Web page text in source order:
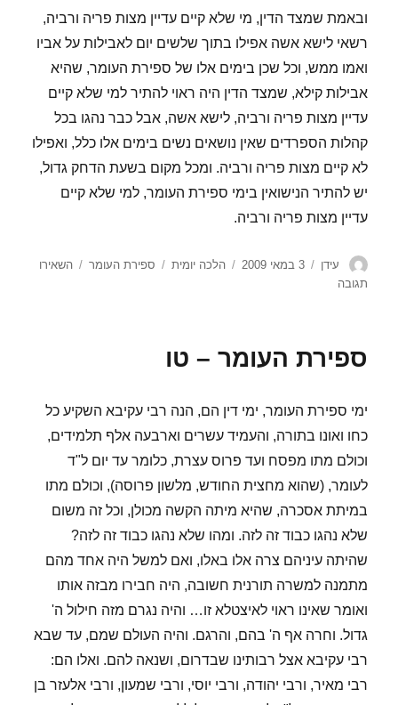
ובאמת שמצד הדין, מי שלא קיים עדיין מצות פריה ורביה,
רשאי לישא אשה אפילו בתוך שלשים יום לאבילות על אביו
ואמו ממש, וכל שכן בימים אלו של ספירת העומר, שהיא
אבילות קילא, שמצד הדין היה ראוי להתיר למי שלא קיים
עדיין מצות פריה ורביה, לישא אשה, אבל כבר נהגו בכל
קהלות הספרדים שאין נושאים נשים בימים אלו כלל, ואפילו
לא קיים מצות פריה ורביה. ומכל מקום בשעת הדחק גדול,
יש להתיר הנישואין בימי ספירת העומר, למי שלא קיים
עדיין מצות פריה ורביה.
מחבר
עידן
פורסם
3 במאי 2009 קטגוריות
הלכה יומית תגיות
ספירת העומר
השאירו
תגובה
טז
ספירת העומר – טו
ימי ספירת העומר, ימי דין הם, הנה רבי עקיבא השקיע כל
כחו ואונו בתורה, והעמיד עשרים וארבעה אלף תלמידים,
וכולם מתו מפסח ועד פרוס עצרת, כלומר עד יום ל"ד
לעומר, (שהוא מחצית החודש, מלשון פרוסה), וכולם מתו
במיתת אסכרה, שהיא מיתה הקשה מכולן, וכל זה משום
שלא נהגו כבוד זה לזה. ומהו שלא נהגו כבוד זה לזה?
שהיתה עיניהם צרה אלו באלו, ואם למשל היה אחד מהם
מתמנה למשרה תורנית חשובה, היה חבירו מבזה אותו
ואומר שאינו ראוי לאיצטלא זו… והיה נגרם מזה חילול ה'
גדול. וחרה אף ה' בהם, והרגם. והיה העולם שמם, עד שבא
רבי עקיבא אצל רבותינו שבדרום, ושנאה להם. ואלו הם:
רבי מאיר, ורבי יהודה, ורבי יוסי, ורבי שמעון, ורבי אלעזר בן